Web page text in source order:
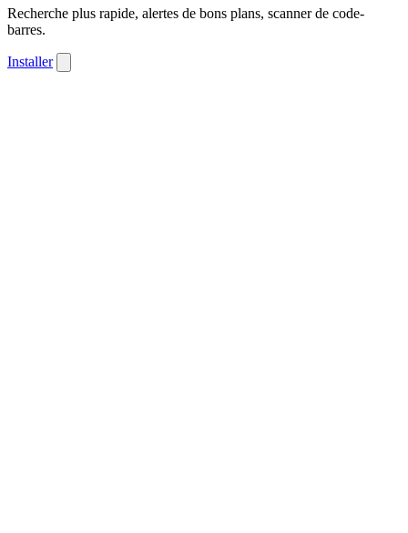
Recherche plus rapide, alertes de bons plans, scanner de code-
barres.
Installer